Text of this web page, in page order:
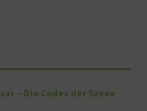
– Die Codes der Szene